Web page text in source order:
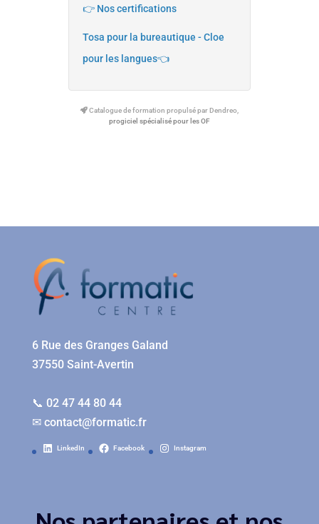
👉 Nos certifications
Tosa pour la bureautique - Cloe
pour les langues👈
Catalogue de formation propulsé par Dendreo,
progiciel spécialisé pour les OF
6 Rue des Granges Galand
37550 Saint-Avertin
📞 02 47 44 80 44
✉ contact@formatic.fr
LinkedIn Facebook Instagram